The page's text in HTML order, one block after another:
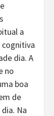
a
dia. A
no
boa
de
Na